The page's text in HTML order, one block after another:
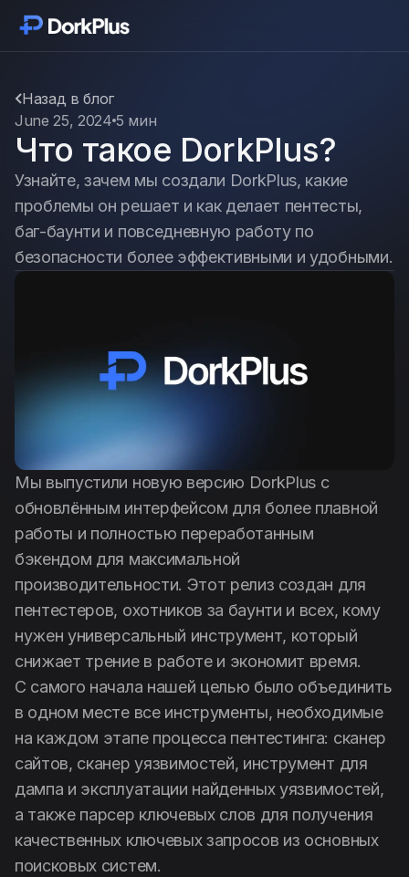
Модули
Функции
Цены
Отзывы
Обновления
Дехешер
Русский
Назад в блог
June 25, 2024 5 мин
Что такое DorkPlus?
Узнайте, зачем мы создали DorkPlus, какие
проблемы он решает и как делает пентесты,
баг-баунти и повседневную работу по
безопасности более эффективными и удобными.
Мы выпустили новую версию DorkPlus с
обновлённым интерфейсом для более плавной
работы и полностью переработанным
бэкендом для максимальной
производительности. Этот релиз создан для
пентестеров, охотников за баунти и всех, кому
нужен универсальный инструмент, который
снижает трение в работе и экономит время.
С самого начала нашей целью было объединить
в одном месте все инструменты, необходимые
на каждом этапе процесса пентестинга: сканер
сайтов, сканер уязвимостей, инструмент для
дампа и эксплуатации найденных уязвимостей,
а также парсер ключевых слов для получения
качественных ключевых запросов из основных
поисковых систем.